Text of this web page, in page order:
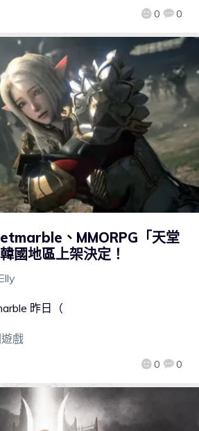
0 0
、MMORPG「天堂
國地區上架決定！
0 0
昨日（
戲